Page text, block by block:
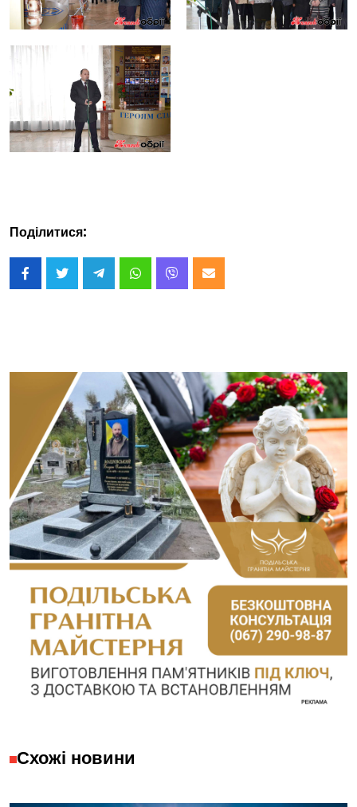
Поділитися:
Схожі новини